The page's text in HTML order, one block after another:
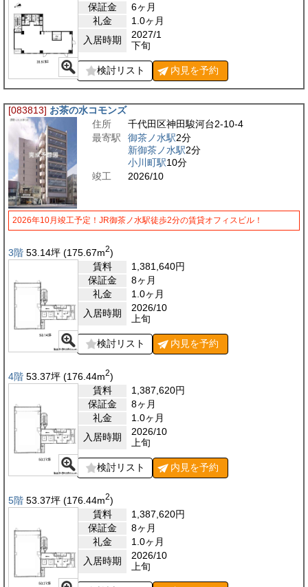
保証金
6ヶ月
礼金
1.0ヶ月
入居時期
2027/1
下旬
検討リスト 内見を予約
[083813] お茶の水コモンズ
住所
千代田区神田駿河台2-10-4
最寄駅
御茶ノ水駅2分
新御茶ノ水駅2分
小川町駅10分
竣工
2026/10
2026年10月竣工予定！JR御茶ノ水駅徒歩2分の賃貸オフィスビル！
3階 53.14坪 (175.67m2)
賃料
1,381,640円
保証金
8ヶ月
礼金
1.0ヶ月
入居時期
2026/10
上旬
検討リスト 内見を予約
4階 53.37坪 (176.44m2)
賃料
1,387,620円
保証金
8ヶ月
礼金
1.0ヶ月
入居時期
2026/10
上旬
検討リスト 内見を予約
5階 53.37坪 (176.44m2)
賃料
1,387,620円
保証金
8ヶ月
礼金
1.0ヶ月
入居時期
2026/10
上旬